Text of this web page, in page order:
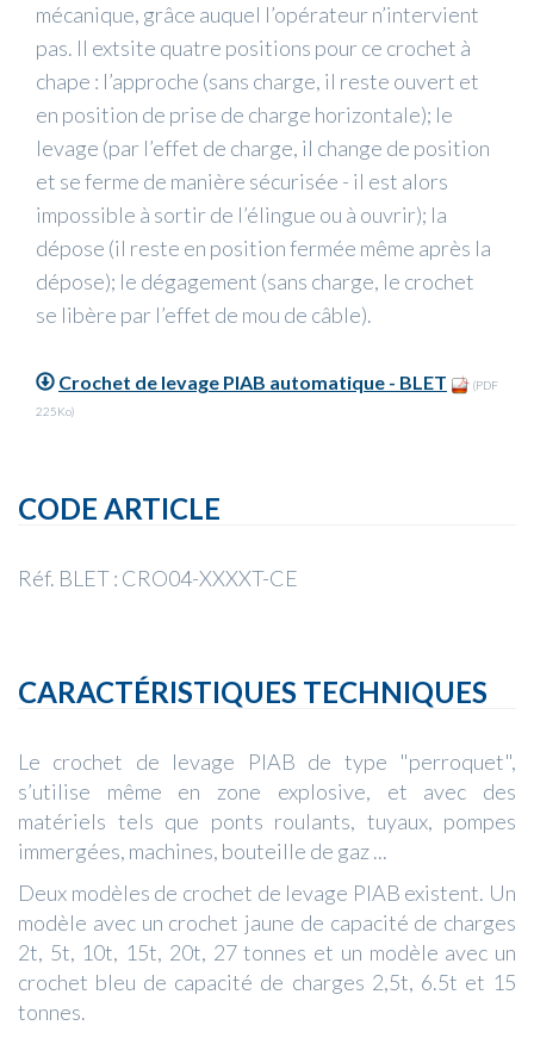
mécanique, grâce auquel l’opérateur n’intervient
pas. Il extsite quatre positions pour ce crochet à
chape : l’approche (sans charge, il reste ouvert et
en position de prise de charge horizontale); le
levage (par l’effet de charge, il change de position
et se ferme de manière sécurisée - il est alors
impossible à sortir de l’élingue ou à ouvrir); la
dépose (il reste en position fermée même après la
dépose); le dégagement (sans charge, le crochet
se libère par l’effet de mou de câble).
Crochet de levage PIAB automatique - BLET
(PDF
225Ko)
CODE ARTICLE
Réf. BLET : CRO04-XXXXT-CE
CARACTÉRISTIQUES TECHNIQUES
Le crochet de levage PIAB de type "perroquet",
s’utilise même en zone explosive, et avec des
matériels tels que ponts roulants, tuyaux, pompes
immergées, machines, bouteille de gaz ...
Deux modèles de crochet de levage PIAB existent. Un
modèle avec un crochet jaune de capacité de charges
2t, 5t, 10t, 15t, 20t, 27 tonnes et un modèle avec un
crochet bleu de capacité de charges 2,5t, 6.5t et 15
tonnes.